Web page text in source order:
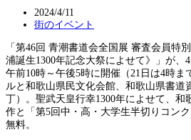
2024/4/11
街のイベント
「第46回 青潮書道会全国展 審査会員特
浦誕生1300年記念大祭によせて》」が、
午前10時～午後5時に開催（21日は4時ま
ルと和歌山県民文化会館、和歌山県書道
丁）。聖武天皇行幸1300年によせて、和
作と「第5回中・高・大学生半切りコン
無料。